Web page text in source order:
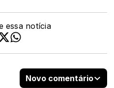
essa notícia
Novo comentário